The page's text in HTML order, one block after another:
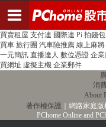
PChome首頁 線上購物 24h購物 書
買賣租屋 支付連 國際連 Pi 拍錢包
買車 旅行團 汽車險推薦 線上麻將
一元簡訊 直播達人 數位憑證 企
買網址 虛擬主機 企業郵件
消
About
著作權保護 ｜網路家庭
PChome Online and